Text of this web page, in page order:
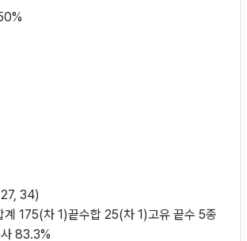
%
34)
계 175(차 1)끝수합 25(차 1)고유 끝수 5종
83.3%